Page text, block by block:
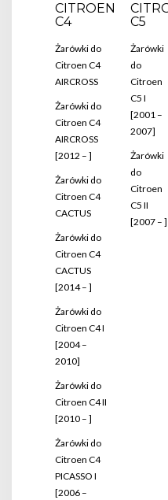
CITROEN
C4
Żarówki do
Citroen C4
AIRCROSS
Żarówki do
Citroen C4
AIRCROSS
[2012 – ]
Żarówki do
Citroen C4
CACTUS
Żarówki do
Citroen C4
CACTUS
[2014 – ]
Żarówki do
Citroen C4 I
[2004 –
2010]
Żarówki do
Citroen C4 II
[2010 – ]
Żarówki do
Citroen C4
PICASSO I
[2006 –
C5
Żarówki
do
Citroen
C5 I
[2001 –
2007]
Żarówki
do
Citroen
C5 II
[2007 – ]